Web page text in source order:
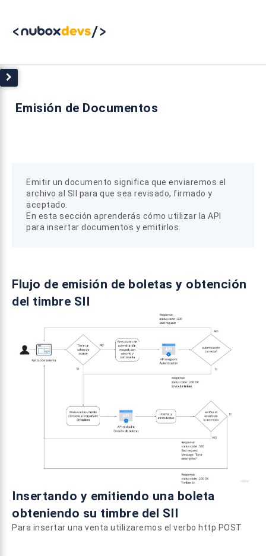
Emisión de Documentos
Emitir un documento significa que enviaremos el
archivo al SII para que sea revisado, firmado y
aceptado.
En esta sección aprenderás cómo utilizar la API
para insertar documentos y emitirlos.
Flujo de emisión de boletas y obtención
del timbre SII
Insertando y emitiendo una boleta
obteniendo su timbre del SII
Para insertar una venta utilizaremos el verbo http POST